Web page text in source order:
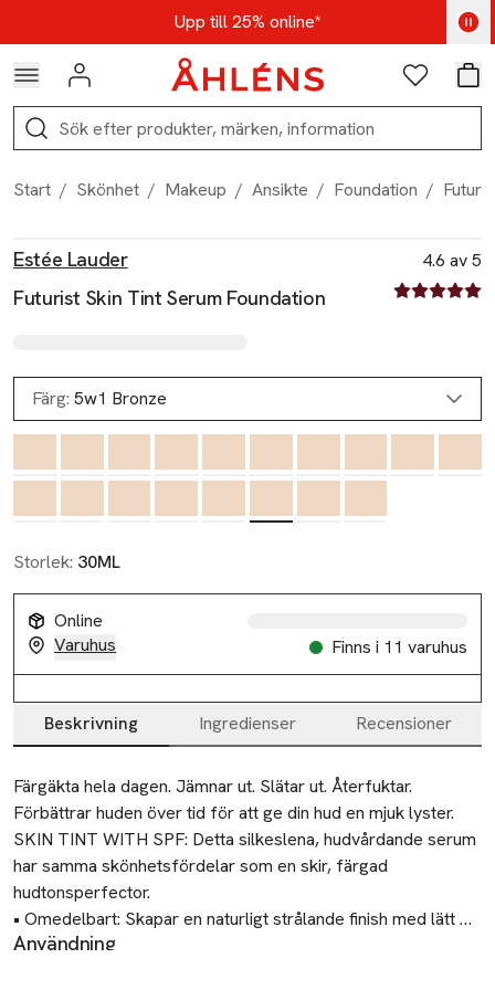
Hoppa till navigationsmenynUpp till 25% online*
Kod: AUG25 - Shoppa nu
Logga in Favoriter
Sök
Start / Skönhet / Makeup / Ansikte / Foundation /
Estée Lauder
Futurist Skin Tint Serum Foundation
4.6 av 5
4.6 av fem
Färg: 5w1 Bronze
Storlek: 30ML
Online
Varuhus
Finns i 11 varuhus
Beskrivning Ingredienser Recensioner
Beskrivning
Färgäkta hela dagen. Jämnar ut. Slätar ut. Återfuktar.
Förbättrar huden över tid för att ge din hud en mjuk lyster.
SKIN TINT WITH SPF: Detta silkeslena, hudvårdande serum
har samma skönhetsfördelar som en skir, färgad
hudtonsperfector.
• Omedelbart: Skapar en naturligt strålande finish med lätt
täckning. Står emot svett och fukt.
Användning